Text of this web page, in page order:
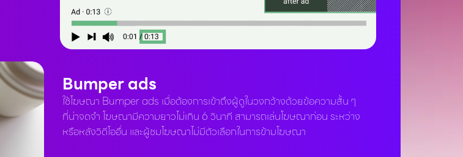
Bumper ads
ใช้โฆษณา Bumper ads เมื่อต้องการเข้าถึงผู้ดูในวงกว้างด้วยข้อความสั้น ๆ
ที่น่าจดจำ โฆษณามีความยาวไม่เกิน 6 วินาที สามารถเล่นโฆษณาก่อน ระหว่าง
หรือหลังวิดีโออื่น และผู้ชมโฆษณาไม่มีตัวเลือกในการข้ามโฆษณา